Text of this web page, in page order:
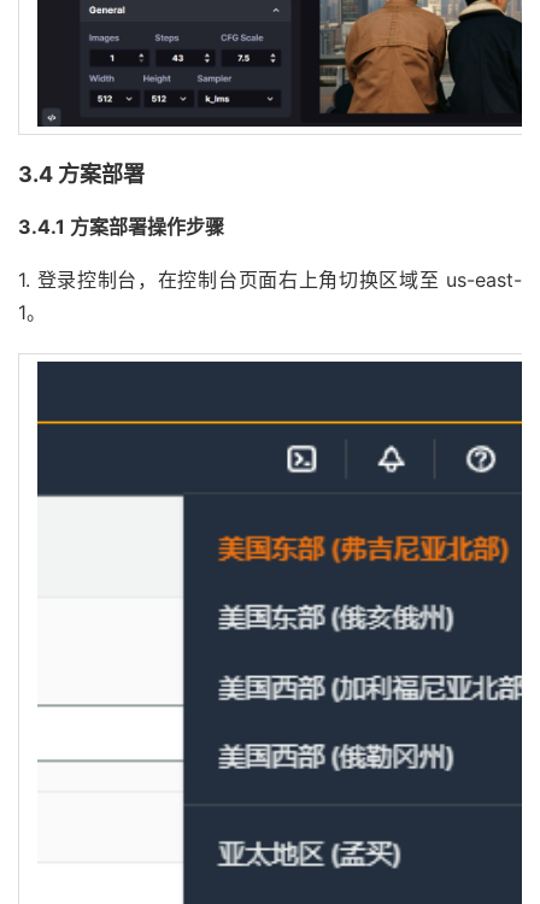
3.4 方案部署
3.4.1 方案部署操作步骤
1. 登录控制台，在控制台页面右上角切换区域至 us-east-
1。